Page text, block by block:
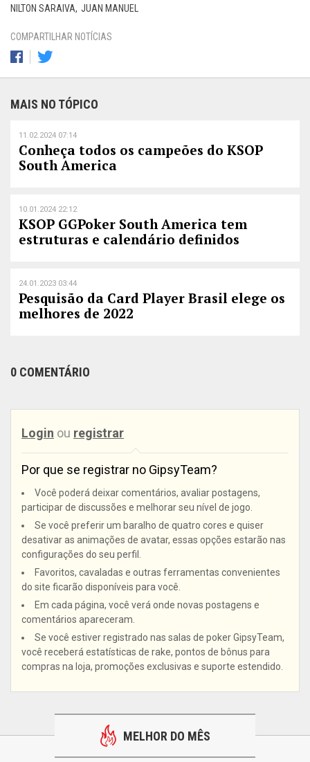
NILTON SARAIVA JUAN MANUEL
COMPARTILHAR NOTÍCIAS
MAIS NO TÓPICO
11.02.2024 07:14
Conheça todos os campeões do KSOP
South America
10.01.2024 22:12
KSOP GGPoker South America tem
estruturas e calendário definidos
24.01.2023 03:44
Pesquisão da Card Player Brasil elege os
melhores de 2022
0 COMENTÁRIO
Login ou registrar
Por que se registrar no GipsyTeam?
Você poderá deixar comentários, avaliar postagens,
participar de discussões e melhorar seu nível de jogo.
Se você preferir um baralho de quatro cores e quiser
desativar as animações de avatar, essas opções estarão nas
configurações do seu perfil.
Favoritos, cavaladas e outras ferramentas convenientes
do site ficarão disponíveis para você.
Em cada página, você verá onde novas postagens e
comentários apareceram.
Se você estiver registrado nas salas de poker GipsyTeam,
você receberá estatísticas de rake, pontos de bônus para
compras na loja, promoções exclusivas e suporte estendido.
MELHOR DO MÊS